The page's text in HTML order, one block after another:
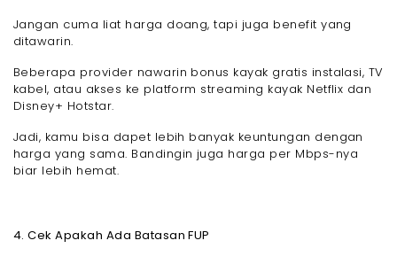
Jangan cuma liat harga doang, tapi juga benefit yang
ditawarin.
Beberapa provider nawarin bonus kayak gratis instalasi, TV
kabel, atau akses ke platform streaming kayak Netflix dan
Disney+ Hotstar.
Jadi, kamu bisa dapet lebih banyak keuntungan dengan
harga yang sama. Bandingin juga harga per Mbps-nya
biar lebih hemat.
4. Cek Apakah Ada Batasan FUP